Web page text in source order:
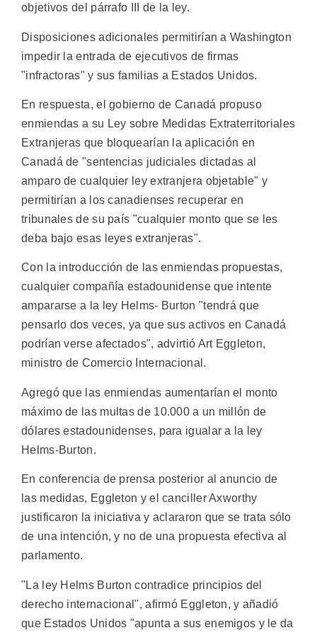
objetivos del párrafo III de la ley.
Disposiciones adicionales permitirían a Washington
impedir la entrada de ejecutivos de firmas
"infractoras" y sus familias a Estados Unidos.
En respuesta, el gobierno de Canadá propuso
enmiendas a su Ley sobre Medidas Extraterritoriales
Extranjeras que bloquearían la aplicación en
Canadá de "sentencias judiciales dictadas al
amparo de cualquier ley extranjera objetable" y
permitirían a los canadienses recuperar en
tribunales de su país "cualquier monto que se les
deba bajo esas leyes extranjeras".
Con la introducción de las enmiendas propuestas,
cualquier compañía estadounidense que intente
ampararse a la ley Helms- Burton "tendrá que
pensarlo dos veces, ya que sus activos en Canadá
podrían verse afectados", advirtió Art Eggleton,
ministro de Comercio Internacional.
Agregó que las enmiendas aumentarían el monto
máximo de las multas de 10.000 a un millón de
dólares estadounidenses, para igualar a la ley
Helms-Burton.
En conferencia de prensa posterior al anuncio de
las medidas, Eggleton y el canciller Axworthy
justificaron la iniciativa y aclararon que se trata sólo
de una intención, y no de una propuesta efectiva al
parlamento.
"La ley Helms Burton contradice principios del
derecho internacional", afirmó Eggleton, y añadió
que Estados Unidos "apunta a sus enemigos y le da